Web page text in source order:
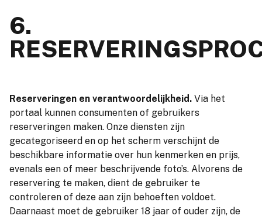
6.
Reserveringen en verantwoordelijkheid. Via het
portaal kunnen consumenten of gebruikers
reserveringen maken. Onze diensten zijn
gecategoriseerd en op het scherm verschijnt de
beschikbare informatie over hun kenmerken en prijs,
evenals een of meer beschrijvende foto’s. Alvorens de
reservering te maken, dient de gebruiker te
controleren of deze aan zijn behoeften voldoet.
Daarnaast moet de gebruiker 18 jaar of ouder zijn, de